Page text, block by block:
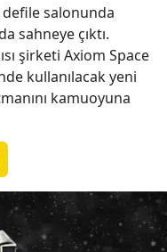
salonunda
sahneye çıktı.
şirketi Axiom Space
kullanılacak yeni
kamuoyuna